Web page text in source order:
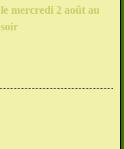
le mercredi 2 août au
soir